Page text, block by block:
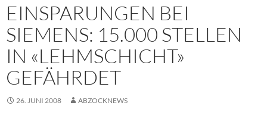
EINSPARUNGEN BEI
SIEMENS: 15.000 STELLEN
IN «LEHMSCHICHT»
GEFÄHRDET
26. JUNI 2008 ABZOCKNEWS